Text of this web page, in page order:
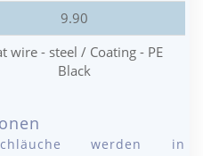
9.90
wire - steel / Coating - PE
Black
werden in